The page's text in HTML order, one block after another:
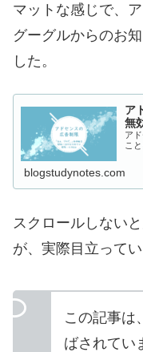
マットな感じで、
グーグルからのお
した。
ア
無
ア
こ
blogstudynotes.com
スクロールしない
が、実際目立ってい
この記事は
ばされてい